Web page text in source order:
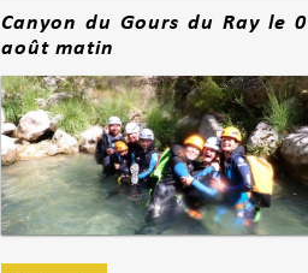
Canyon du Gours du Ray le
août matin